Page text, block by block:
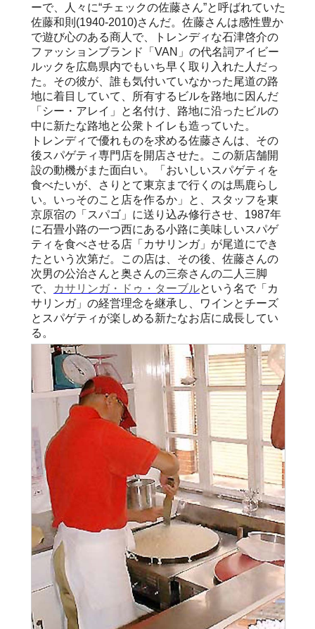
ーで、人々に“チェックの佐藤さん”と呼ばれていた
佐藤和則(1940-2010)さんだ。佐藤さんは感性豊か
で遊び心のある商人で、トレンディな石津啓介の
ファッションブランド「VAN」の代名詞アイビー
ルックを広島県内でもいち早く取り入れた人だっ
た。その彼が、誰も気付いていなかった尾道の路
地に着目していて、所有するビルを路地に因んだ
「シー・アレイ」と名付け、路地に沿ったビルの
中に新たな路地と公衆トイレも造っていた。
トレンディで優れものを求める佐藤さんは、その
後スパゲティ専門店を開店させた。この新店舗開
設の動機がまた面白い。「おいしいスパゲティを
食べたいが、さりとて東京まで行くのは馬鹿らし
い。いっそのこと店を作るか」と、スタッフを東
京原宿の「スパゴ」に送り込み修行させ、1987年
に石畳小路の一つ西にある小路に美味しいスパゲ
ティを食べさせる店「カサリンガ」が尾道にでき
たという次第だ。この店は、その後、佐藤さんの
次男の公治さんと奥さんの三奈さんの二人三脚
で、
カサリンガ・ドゥ・ターブルという名で「カ
サリンガ」の経営理念を継承し、ワインとチーズ
とスパゲティが楽しめる新たなお店に成長してい
る。